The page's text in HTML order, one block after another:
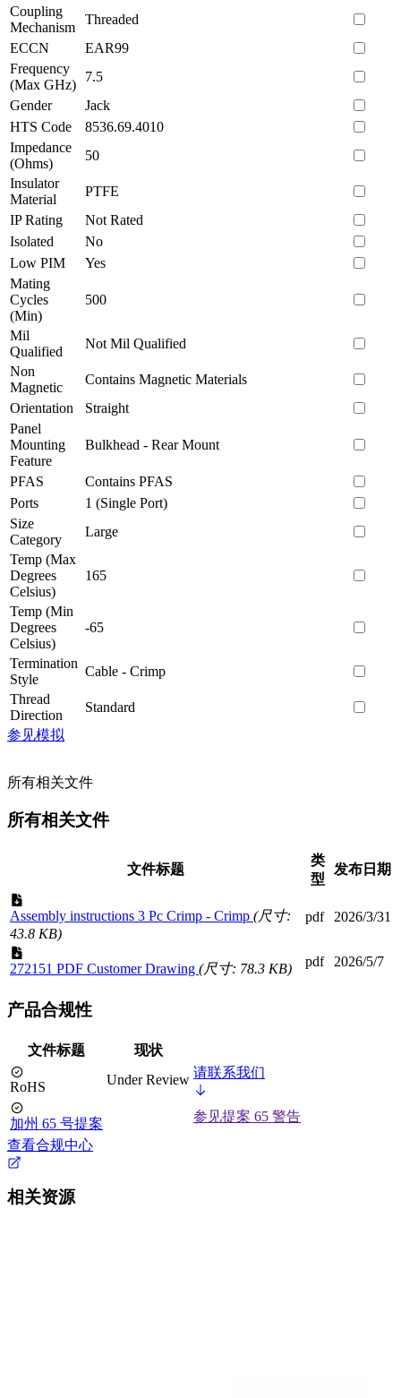
Coupling
Mechanism
Threaded
ECCN
EAR99
Frequency
(Max GHz)
7.5
Gender
Jack
HTS Code
8536.69.4010
Impedance
(Ohms)
50
Insulator
Material
PTFE
IP Rating
Not Rated
Isolated
No
Low PIM
Yes
Mating
Cycles
(Min)
500
Mil
Qualified
Not Mil Qualified
Non
Magnetic
Contains Magnetic Materials
Orientation
Straight
Panel
Mounting
Feature
Bulkhead - Rear Mount
PFAS
Contains PFAS
Ports
1 (Single Port)
Size
Category
Large
Temp (Max
Degrees
Celsius)
165
Temp (Min
Degrees
Celsius)
-65
Termination
Style
Cable - Crimp
Thread
Direction
Standard
参见模拟
所有相关文件
所有相关文件
文件标题
类
型
发布日期
Assembly instructions 3 Pc Crimp - Crimp (尺寸:
43.8 KB)
pdf 2026/3/31
272151 PDF Customer Drawing (尺寸: 78.3 KB) pdf 2026/5/7
产品合规性
文件标题 现状
RoHS Under Review 请联系我们
加州 65 号提案
参见提案 65 警告
查看合规中心
相关资源